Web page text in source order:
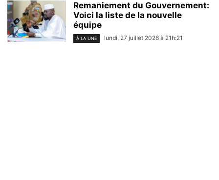
Remaniement du Gouvernement:
Voici la liste de la nouvelle
équipe
À LA UNE lundi, 27 juillet 2026 à 21h:21